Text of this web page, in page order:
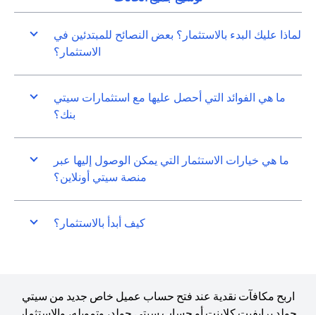
لماذا عليك البدء بالاستثمار؟ بعض النصائح للمبتدئين في
الاستثمار؟
ما هي الفوائد التي أحصل عليها مع استثمارات سيتي
بنك؟
ما هي خيارات الاستثمار التي يمكن الوصول إليها عبر
منصة سيتي أونلاين؟
كيف أبدأ بالاستثمار؟
اربح مكافآت نقدية عند فتح حساب عميل خاص جديد من سيتي